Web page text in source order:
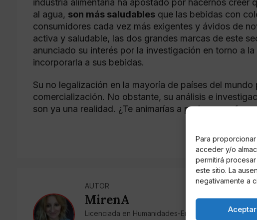
Para
acceder y/o
permitirá
este sitio. La
negativamente a
Aceptar
industria alimentaria ha apostado por hacernos creer
al agua, son más saludables que las bebidas con
consumidores cada vez más exigentes y ávidos de
activa y saludable, las dos grandes marcas de este
anunciado su interés por la investigación en torno a la
incorporarla a sus bebidas.
Su no legalización en la mayoría de países del
comercialización. No obstante, su análisis e
son ya una realidad. ¿Te animarías a probar un
AUTOR
MirenA
Licenciada en Humanidades-Empresa, autora de